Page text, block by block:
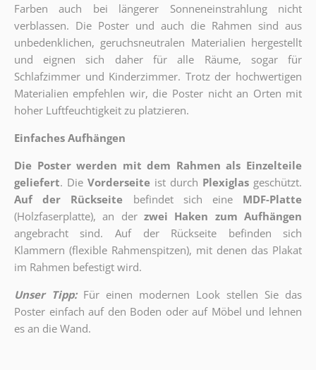
Farben auch bei längerer Sonneneinstrahlung nicht
verblassen. Die Poster und auch die Rahmen sind aus
unbedenklichen, geruchsneutralen Materialien hergestellt
und eignen sich daher für alle Räume, sogar für
Schlafzimmer und Kinderzimmer. Trotz der hochwertigen
Materialien empfehlen wir, die Poster nicht an Orten mit
hoher Luftfeuchtigkeit zu platzieren.
Einfaches Aufhängen
Die Poster werden mit dem Rahmen als Einzelteile
geliefert. Die Vorderseite ist durch Plexiglas geschützt.
Auf der Rückseite
befindet sich eine
MDF-Platte
(Holzfaserplatte), an der zwei Haken zum Aufhängen
angebracht sind.
Auf der Rückseite befinden sich
Klammern (flexible Rahmenspitzen), mit denen das Plakat
im Rahmen befestigt wird.
Unser Tipp: Für einen modernen Look stellen Sie das
Poster einfach auf den Boden oder auf Möbel und lehnen
es an die Wand.